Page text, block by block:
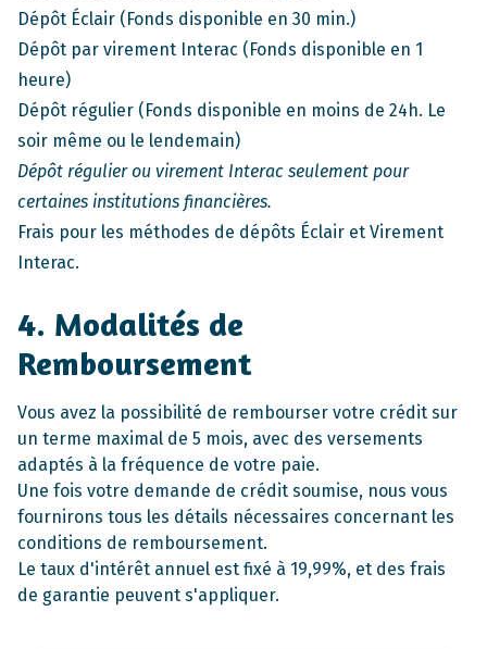
Dépôt Éclair (Fonds disponible en 30 min.)
Dépôt par virement Interac (Fonds disponible en 1
heure)
Dépôt régulier (Fonds disponible en moins de 24h. Le
soir même ou le lendemain)
Dépôt régulier ou virement Interac seulement pour
certaines institutions financières.
Frais pour les méthodes de dépôts Éclair et Virement
Interac.
4. Modalités de
Remboursement
Vous avez la possibilité de rembourser votre crédit sur
un terme maximal de 5 mois, avec des versements
adaptés à la fréquence de votre paie.
Une fois votre demande de crédit soumise, nous vous
fournirons tous les détails nécessaires concernant les
conditions de remboursement.
Le taux d'intérêt annuel est fixé à 19,99%, et des frais
de garantie peuvent s'appliquer.